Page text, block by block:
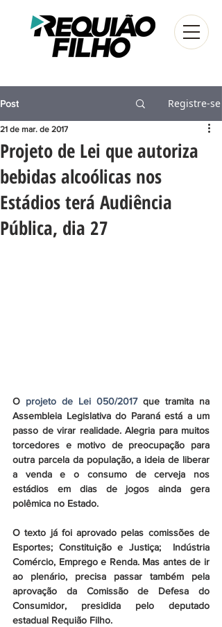
Post Registre-se
Projeto de Lei que autoriza
bebidas alcoólicas nos
Estádios terá Audiência
Pública, dia 27
21 de mar. de 2017
O projeto de Lei 050/2017 que tramita na
Assembleia Legislativa do Paraná está a um
passo de virar realidade. Alegria para muitos
torcedores e motivo de preocupação para
outra parcela da população, a ideia de liberar
a venda e o consumo de cerveja nos
estádios em dias de jogos ainda gera
polêmica no Estado.
O texto já foi aprovado pelas comissões de
Esportes; Constituição e Justiça;  Indústria
Comércio, Emprego e Renda. Mas antes de ir
ao plenário, precisa passar também pela
aprovação da Comissão de Defesa do
Consumidor, presidida pelo deputado
estadual Requião Filho.